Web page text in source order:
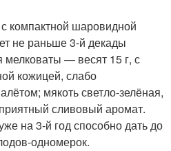
компактной шаровидной
не раньше 3-й декады
— весят 15 г, с
кожицей, слабо
мякоть светло-зелёная,
сливовый аромат.
на 3-й год способно дать до
одномерок.